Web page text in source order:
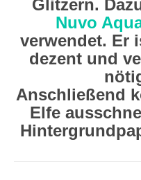
Glitzern.
Nuvo
verwendet. Er
dezent und
Anschließend
Elfe